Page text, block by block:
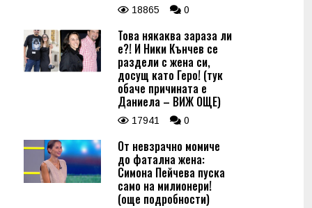
18865 0
Това някаква зараза ли
е?! И Ники Кънчев се
раздели с жена си,
досущ като Геро! (тук
обаче причината е
Даниела – ВИЖ ОЩЕ)
17941 0
От невзрачно момиче
до фатална жена:
Симона Пейчева пуска
само на милионери!
(още подробности)